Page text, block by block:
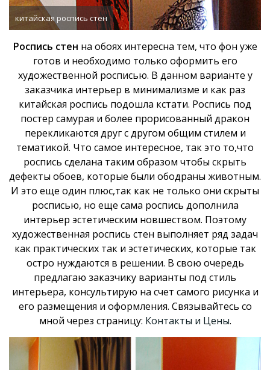
китайская роспись стен
Роспись стен на обоях интересна тем, что фон уже
готов и необходимо только оформить его
художественной росписью. В данном варианте у
заказчика интерьер в минимализме и как раз
китайская роспись подошла кстати. Роспись под
постер самурая и более прорисованный дракон
перекликаются друг с другом общим стилем и
тематикой. Что самое интересное, так это то,что
роспись сделана таким образом чтобы скрыть
дефекты обоев, которые были ободраны животным.
И это еще один плюс,так как не только они скрыты
росписью, но еще сама роспись дополнила
интерьер эстетическим новшеством. Поэтому
художественная роспись стен выполняет ряд задач
как практических так и эстетических, которые так
остро нуждаются в решении. В свою очередь
предлагаю заказчику варианты под стиль
интерьера, консультирую на счет самого рисунка и
его размещения и оформления. Связывайтесь со
мной через страницу: Контакты и Цены.